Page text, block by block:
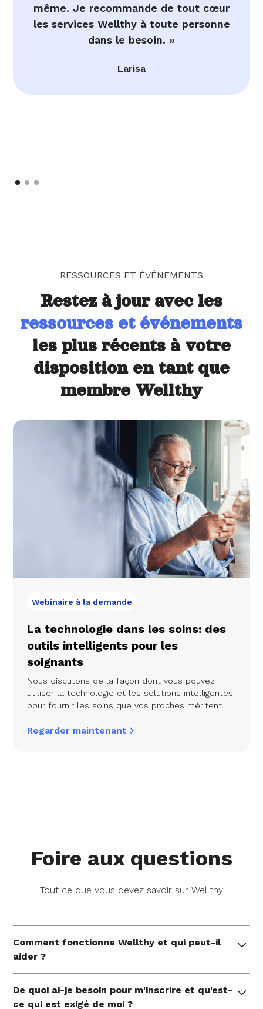
même. Je recommande de tout cœur
les services Wellthy à toute personne
dans le besoin. »
Larisa
RESSOURCES ET ÉVÉNEMENTS
Restez à jour avec les
ressources et événements
les plus récents à votre
disposition en tant que
membre Wellthy
Webinaire à la demande
La technologie dans les soins: des
outils intelligents pour les
soignants
Nous discutons de la façon dont vous pouvez
utiliser la technologie et les solutions intelligentes
pour fournir les soins que vos proches méritent.
Regarder maintenant
Foire aux questions
Tout ce que vous devez savoir sur Wellthy
Comment fonctionne Wellthy et qui peut-il
aider ?
part d'experts qui aident les familles à gérer leurs
De quoi ai-je besoin pour m'inscrire et qu'est-
ce qui est exigé de moi ?